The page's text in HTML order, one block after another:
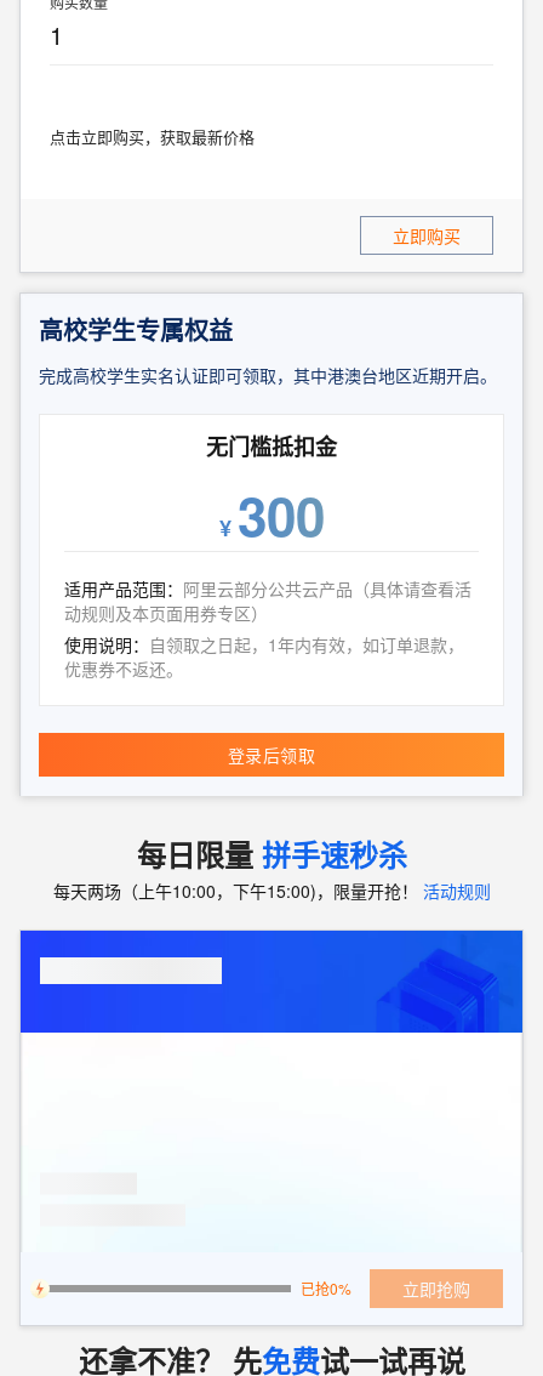
1
点击立即购买，获取最新价格
立即购买
高校学生专属权益
完成高校学生实名认证即可领取，其中港澳台地区近期开启。
无门槛抵扣金
¥ 300
适用产品范围： 阿里云部分公共云产品（具体请查看活
动规则及本页面用券专区）
使用说明： 自领取之日起，1年内有效，如订单退款，
优惠券不返还。
登录后领取
每日限量 拼手速秒杀
每天两场（上午10:00，下午15:00)，限量开抢！ 活动规则
已抢0% 立即抢购
还拿不准？ 先免费试一试再说